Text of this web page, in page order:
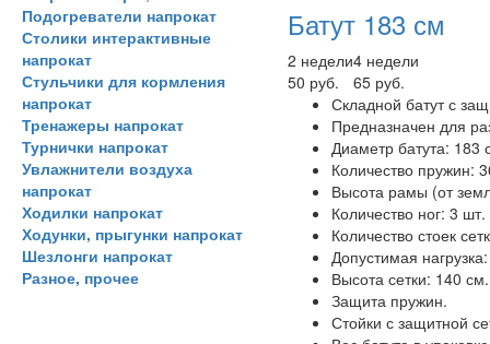
Подогреватели напрокат
Столики интерактивные
напрокат
Стульчики для кормления
напрокат
Тренажеры напрокат
Турнички напрокат
Увлажнители воздуха
напрокат
Ходилки напрокат
Ходунки, прыгунки напрокат
Шезлонги напрокат
Разное, прочее
Батут 183 см
2 недели4 недели
50 руб.
65 руб.
Складной батут с
Предназначен для
Диаметр батута: 183
Количество пружин:
Высота рамы (от
Количество ног: 3 шт.
Количество стоек
Допустимая
Высота сетки: 140 см.
Защита пружин.
Стойки с защитной